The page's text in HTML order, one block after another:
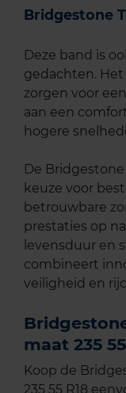
Bridgestone
Deze band is
gedachten.
zorgen voor
aan een
hogere
De Bridgestone
keuze voor
betrouwbare
prestaties op
levensduur en
combineert
veiligheid en
maat 235
Koop de
235 55 R18